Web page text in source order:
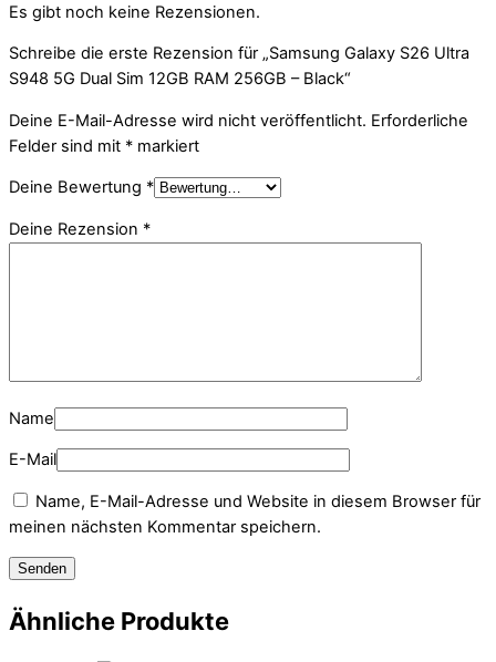
Es gibt noch keine Rezensionen.
Schreibe die erste Rezension für „Samsung Galaxy S26 Ultra
S948 5G Dual Sim 12GB RAM 256GB – Black“
Deine E-Mail-Adresse wird nicht veröffentlicht. Erforderliche
Felder sind mit * markiert
Deine Bewertung *
Deine Rezension *
Name
E-Mail
Name, E-Mail-Adresse und Website in diesem Browser für
meinen nächsten Kommentar speichern.
Ähnliche Produkte